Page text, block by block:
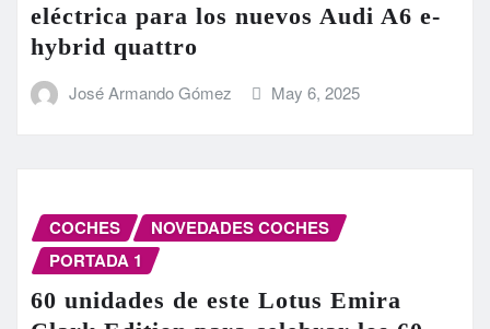
eléctrica para los nuevos Audi A6 e-
hybrid quattro
José Armando Gómez May 6, 2025
COCHES
NOVEDADES COCHES
PORTADA 1
60 unidades de este Lotus Emira